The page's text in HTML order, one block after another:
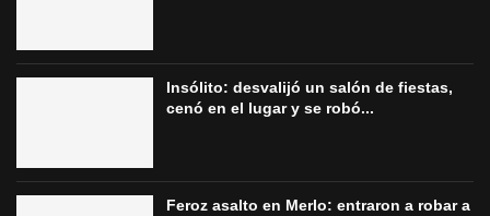
Insólito: desvalijó un salón de fiestas,
cenó en el lugar y se robó...
Feroz asalto en Merlo: entraron a robar a